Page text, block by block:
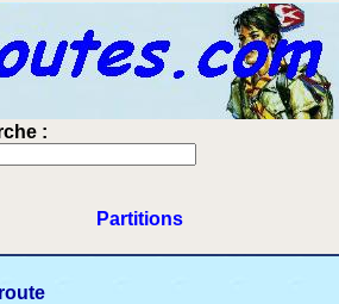
:
Partitions